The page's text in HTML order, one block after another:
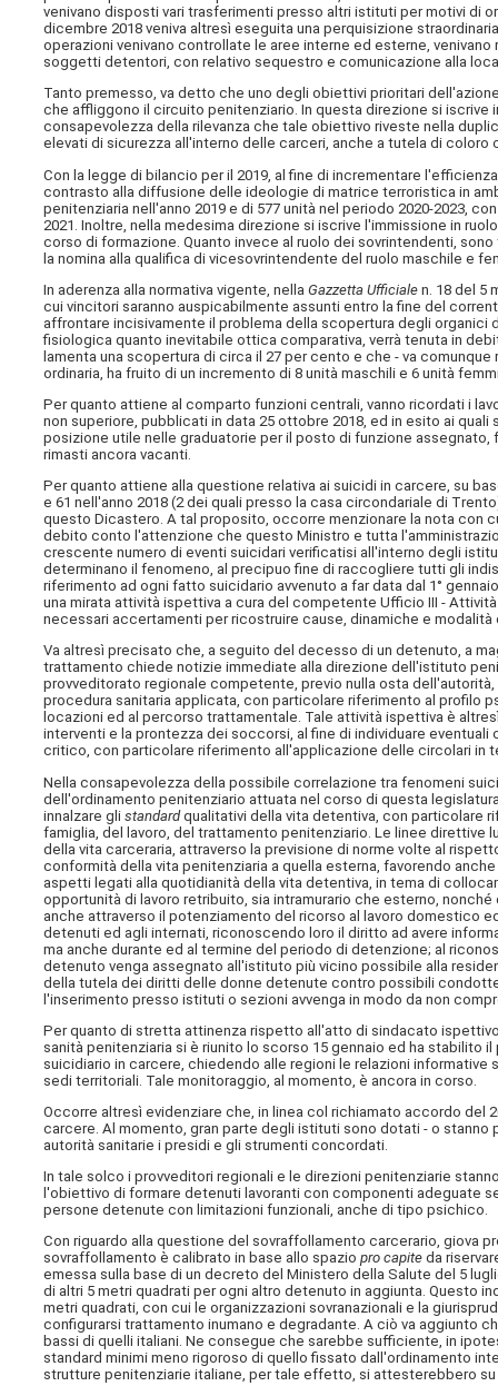
venivano disposti vari trasferimenti presso altri istituti per motivi di
dicembre 2018 veniva altresì eseguita una perquisizione
operazioni venivano controllate le aree interne ed esterne,
soggetti detentori, con relativo sequestro e comunicazione alla
Tanto premesso, va detto che uno degli obiettivi prioritari
che affliggono il circuito penitenziario. In questa direzione si
consapevolezza della rilevanza che tale obiettivo riveste nella
elevati di sicurezza all'interno delle carceri, anche a tutela di coloro
Con la legge di bilancio per il 2019, al fine di incrementare
contrasto alla diffusione delle ideologie di matrice terroristica in
penitenziaria nell'anno 2019 e di 577 unità nel periodo 2020-2023,
2021. Inoltre, nella medesima direzione si iscrive l'immissione in
corso di formazione. Quanto invece al ruolo dei sovrintendenti,
la nomina alla qualifica di vicesovrintendente del ruolo maschile e
In aderenza alla normativa vigente, nellaGazzetta Ufficiale n. 18 del 5
cui vincitori saranno auspicabilmente assunti entro la fine del
affrontare incisivamente il problema della scopertura degli organici
fisiologica quanto inevitabile ottica comparativa, verrà tenuta in
lamenta una scopertura di circa il 27 per cento e che - va
ordinaria, ha fruito di un incremento di 8 unità maschili e 6 unità
Per quanto attiene al comparto funzioni centrali, vanno ricordati i
non superiore, pubblicati in data 25 ottobre 2018, ed in esito ai
posizione utile nelle graduatorie per il posto di funzione
rimasti ancora vacanti.
Per quanto attiene alla questione relativa ai suicidi in carcere, su
e 61 nell'anno 2018 (2 dei quali presso la casa circondariale di
questo Dicastero. A tal proposito, occorre menzionare la nota con
debito conto l'attenzione che questo Ministro e tutta
crescente numero di eventi suicidari verificatisi all'interno degli
determinano il fenomeno, al precipuo fine di raccogliere tutti gli
riferimento ad ogni fatto suicidario avvenuto a far data dal 1°
una mirata attività ispettiva a cura del competente Ufficio III -
necessari accertamenti per ricostruire cause, dinamiche e
Va altresì precisato che, a seguito del decesso di un detenuto, a
trattamento chiede notizie immediate alla direzione dell'istituto
provveditorato regionale competente, previo nulla osta
procedura sanitaria applicata, con particolare riferimento al profilo
locazioni ed al percorso trattamentale. Tale attività ispettiva è
interventi e la prontezza dei soccorsi, al fine di individuare
critico, con particolare riferimento all'applicazione delle circolari in
Nella consapevolezza della possibile correlazione tra fenomeni
dell'ordinamento penitenziario attuata nel corso di questa
innalzare glistandardqualitativi della vita detentiva, con particolare
famiglia, del lavoro, del trattamento penitenziario. Le linee direttive
della vita carceraria, attraverso la previsione di norme volte al
conformità della vita penitenziaria a quella esterna, favorendo
aspetti legati alla quotidianità della vita detentiva, in tema di
opportunità di lavoro retribuito, sia intramurario che esterno,
anche attraverso il potenziamento del ricorso al lavoro domestico
detenuti ed agli internati, riconoscendo loro il diritto ad avere
ma anche durante ed al termine del periodo di detenzione; al
detenuto venga assegnato all'istituto più vicino possibile alla
della tutela dei diritti delle donne detenute contro possibili
l'inserimento presso istituti o sezioni avvenga in modo da non
Per quanto di stretta attinenza rispetto all'atto di sindacato
sanità penitenziaria si è riunito lo scorso 15 gennaio ed ha
suicidiario in carcere, chiedendo alle regioni le relazioni
sedi territoriali. Tale monitoraggio, al momento, è ancora in corso.
Occorre altresì evidenziare che, in linea col richiamato accordo
carcere. Al momento, gran parte degli istituti sono dotati - o
autorità sanitarie i presidi e gli strumenti concordati.
In tale solco i provveditori regionali e le direzioni penitenziarie
l'obiettivo di formare detenuti lavoranti con componenti adeguate
persone detenute con limitazioni funzionali, anche di tipo psichico.
Con riguardo alla questione del sovraffollamento carcerario, giova
sovraffollamento è calibrato in base allo spaziopro capite da
emessa sulla base di un decreto del Ministero della Salute del 5
di altri 5 metri quadrati per ogni altro detenuto in aggiunta. Questo
metri quadrati, con cui le organizzazioni sovranazionali e la
configurarsi trattamento inumano e degradante. A ciò va aggiunto
bassi di quelli italiani. Ne consegue che sarebbe sufficiente, in
standard minimi meno rigoroso di quello fissato dall'ordinamento
strutture penitenziarie italiane, per tale effetto, si attesterebbero